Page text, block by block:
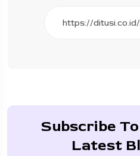
Subscribe
Latest